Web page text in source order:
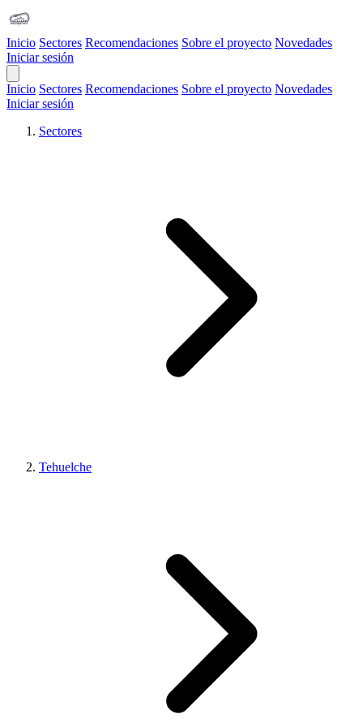
Inicio Sectores Recomendaciones Sobre el proyecto Novedades
Iniciar sesión
Inicio Sectores Recomendaciones Sobre el proyecto Novedades
Iniciar sesión
Sectores
Tehuelche